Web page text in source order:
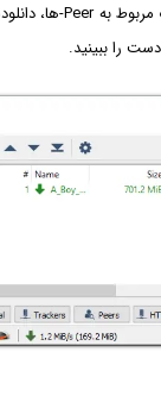
را ببینید.